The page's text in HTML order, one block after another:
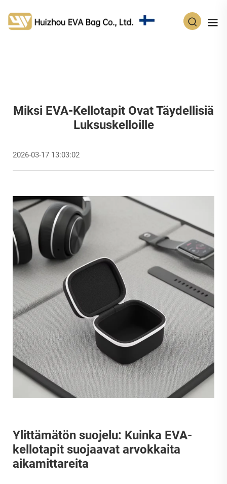
Miksi EVA-Kellotapit Ovat Täydellisiä
Luksuskelloille
2026-03-17 13:03:02
Ylittämätön suojelu: Kuinka EVA-
kellotapit suojaavat arvokkaita
aikamittareita